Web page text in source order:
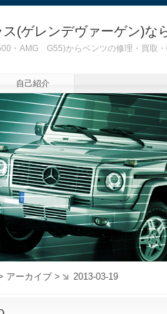
(ゲレンデヴァーゲン)な
・AMG G55)からベンツの修理・買取
自己紹介
アーカイブ > 2013-03-19